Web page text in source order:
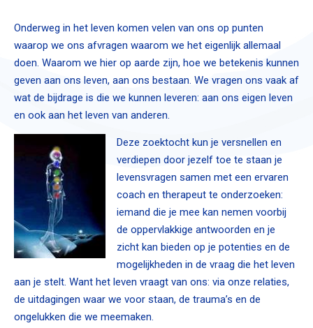
Onderweg in het leven komen velen van ons op punten
waarop we ons afvragen waarom we het eigenlijk allemaal
doen. Waarom we hier op aarde zijn, hoe we betekenis kunnen
geven aan ons leven, aan ons bestaan. We vragen ons vaak af
wat de bijdrage is die we kunnen leveren: aan ons eigen leven
en ook aan het leven van anderen.
Deze zoektocht kun je versnellen en
verdiepen door jezelf toe te staan je
levensvragen samen met een ervaren
coach en therapeut te onderzoeken:
iemand die je mee kan nemen voorbij
de oppervlakkige antwoorden en je
zicht kan bieden op je potenties en de
mogelijkheden in de vraag die het leven
aan je stelt. Want het leven vraagt van ons: via onze relaties,
de uitdagingen waar we voor staan, de trauma’s en de
ongelukken die we meemaken.